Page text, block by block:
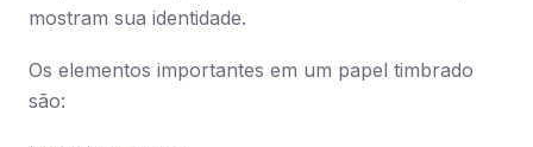
mostram sua identidade.
Os elementos importantes em um papel timbrado
são: